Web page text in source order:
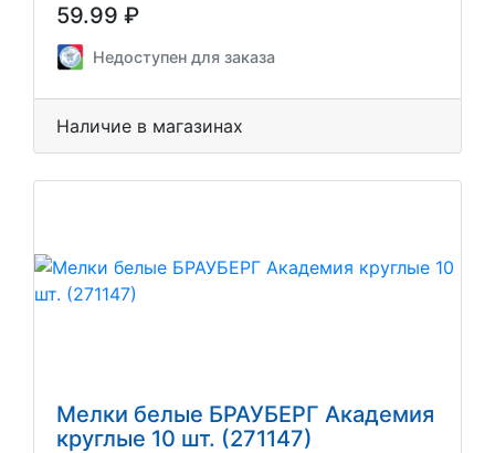
59.99 ₽
Недоступен для заказа
Наличие в магазинах
Мелки белые БРАУБЕРГ Академия
круглые 10 шт. (271147)